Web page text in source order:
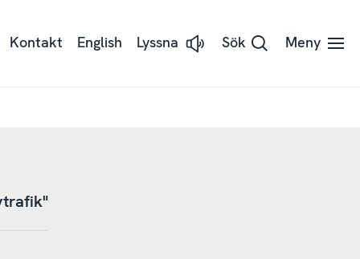
Kontakt English Lyssna
Lyssna Sök Meny